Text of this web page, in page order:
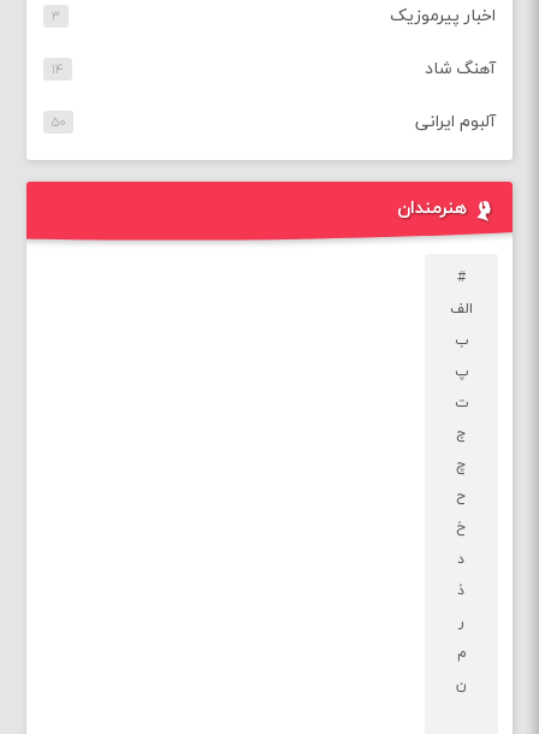
اخبار پیرموزیک ۳
آهنگ شاد ۱۴
آلبوم ایرانی ۵۰
هنرمندان
#
الف
ب
پ
ت
ج
چ
ح
خ
د
ذ
ر
م
ن